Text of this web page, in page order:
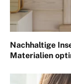
Nachhaltige
Materialien